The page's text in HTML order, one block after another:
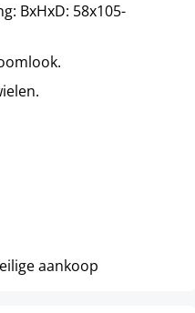
BxHxD: 58x105-
aankoop